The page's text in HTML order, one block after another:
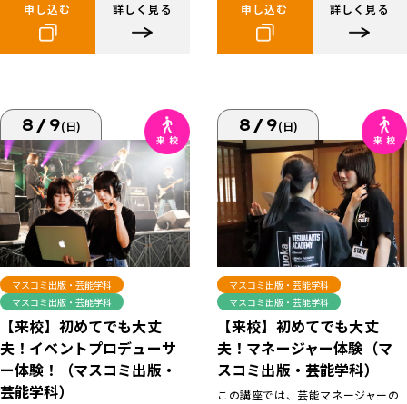
申し込む 詳しく見る 申し込む 詳しく見る
8/9(日)
マスコミ出版・芸能学科
マスコミ出版・芸能学科
【来校】初めてでも大丈
夫！イベントプロデューサ
ー体験！（マスコミ出版・
芸能学科）
8/9(日)
マスコミ出版・芸能学科
マスコミ出版・芸能学科
【来校】初めてでも大丈
夫！マネージャー体験（マ
スコミ出版・芸能学科）
この講座では、芸能マネージャーの